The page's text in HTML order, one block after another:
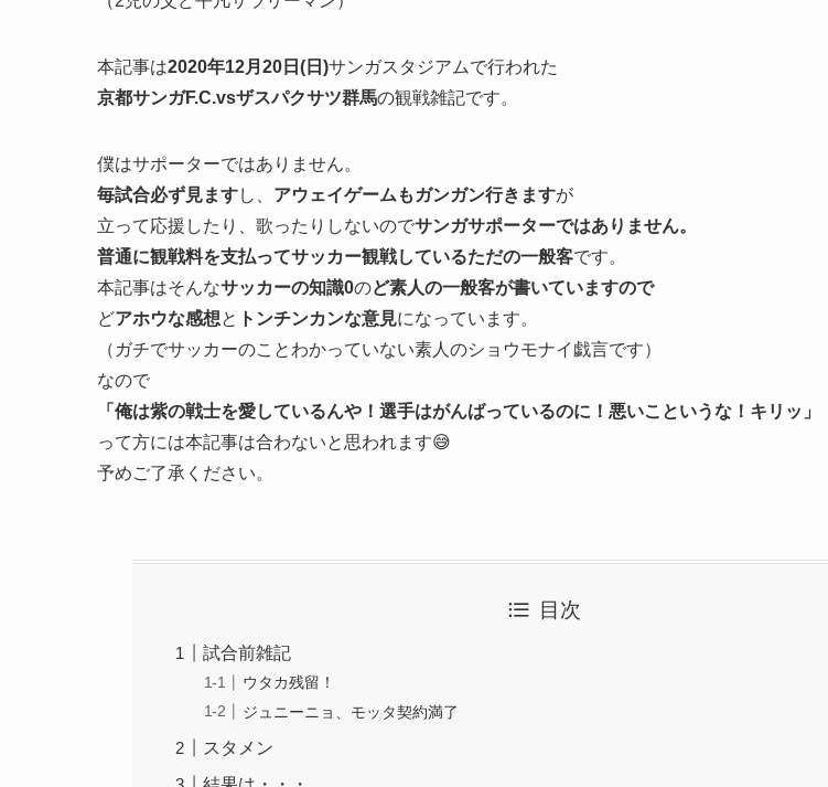
本記事は2020年12月20日(日)サンガスタジアムで行われた
京都サンガF.C.vsザスパクサツ群馬の観戦雑記です。
僕はサポーターではありません。
毎試合必ず見ますし、 アウェイゲームもガンガン行きますが
立って応援したり、歌ったりしないのでサンガサポーターではありません。
普通に観戦料を支払ってサッカー観戦しているただの一般客です。
本記事はそんなサッカーの知識0のど素人の一般客が書いていますので
どアホウな感想と トンチンカンな意見になっています。
（ ガチでサッカーのことわかっていない素人のショウモナイ戯言です）
なので
「俺は紫の戦士を愛しているんや！選手はがんばっているのに！悪いこというな！キリッ」
って方には本記事は合わないと思われます😅
予めご了承ください。
目次
試合前雑記
ウタカ残留！
ジュニーニョ、モッタ契約満了
スタメン